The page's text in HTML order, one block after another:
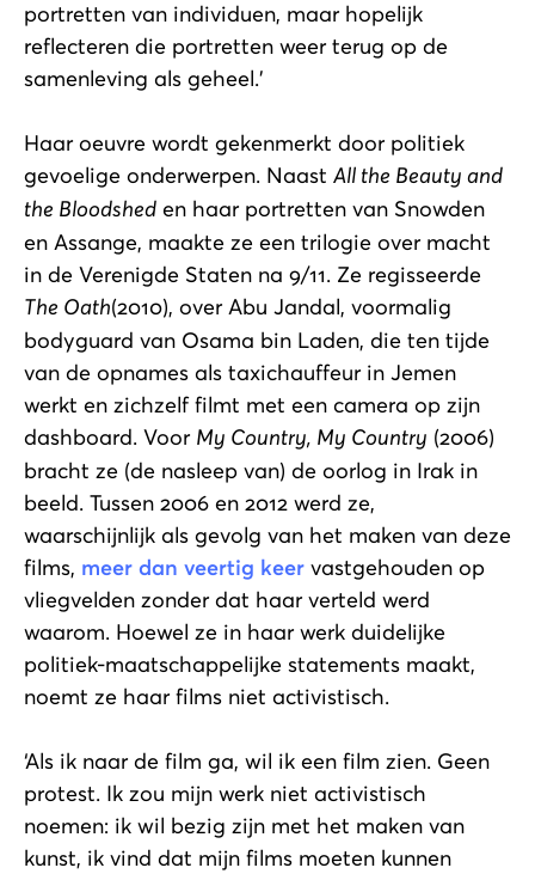
portretten van individuen, maar hopelijk
reflecteren die portretten weer terug op de
samenleving als geheel.’
Haar oeuvre wordt gekenmerkt door politiek
gevoelige onderwerpen. Naast All the Beauty and
the Bloodshed en haar portretten van Snowden
en Assange, maakte ze een trilogie over macht
in de Verenigde Staten na 9/11. Ze regisseerde
The Oath(2010), over Abu Jandal, voormalig
bodyguard van Osama bin Laden, die ten tijde
van de opnames als taxichauffeur in Jemen
werkt en zichzelf filmt met een camera op zijn
dashboard. Voor My Country, My Country (2006)
bracht ze (de nasleep van) de oorlog in Irak in
beeld. Tussen 2006 en 2012 werd ze,
waarschijnlijk als gevolg van het maken van deze
films, meer dan veertig keer vastgehouden op
vliegvelden zonder dat haar verteld werd
waarom. Hoewel ze in haar werk duidelijke
politiek-maatschappelijke statements maakt,
noemt ze haar films niet activistisch.
‘Als ik naar de film ga, wil ik een film zien. Geen
protest. Ik zou mijn werk niet activistisch
noemen: ik wil bezig zijn met het maken van
kunst, ik vind dat mijn films moeten kunnen